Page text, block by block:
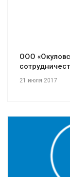
ООО
21 июля 2017